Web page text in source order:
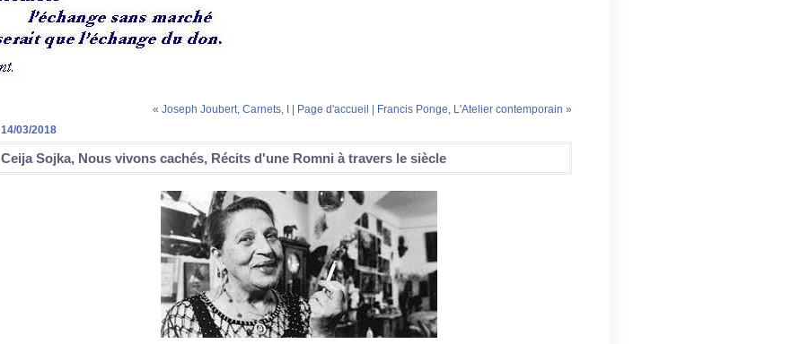
« Joseph Joubert, Carnets, I Page d'accueil
Francis Ponge, L'Atelier contemporain »
14/03/2018
Ceija Sojka, Nous vivons cachés, Récits d'une Romni à travers le siècle